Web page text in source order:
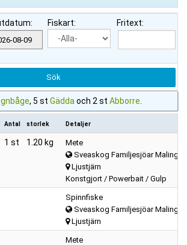
Fiskart: Fritext:
, 5 st Gädda och 2 st Abborre
Antal storlek Detaljer
1 st 1.20 kg
Mete
Sveaskog Familjesjöar
Ljustjärn
Konstgjort / Powerbait / Gulp
Spinnfiske
Sveaskog Familjesjöar
Ljustjärn
Mete